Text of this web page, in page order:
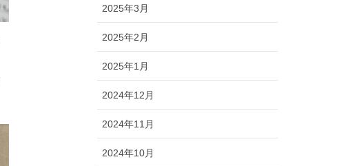
2025年3月
2025年2月
2025年1月
2024年12月
2024年11月
2024年10月